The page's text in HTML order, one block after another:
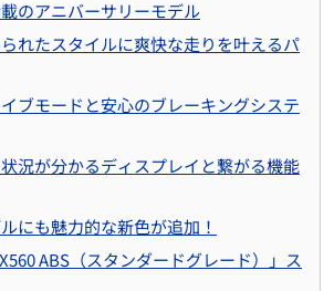
のアニバーサリーモデル
れたスタイルに爽快な走りを叶えるパ
ブモードと安心のブレーキングシステ
況が分かるディスプレイと繋がる機能
にも魅力的な新色が追加！
ABS（スタンダードグレード）」ス